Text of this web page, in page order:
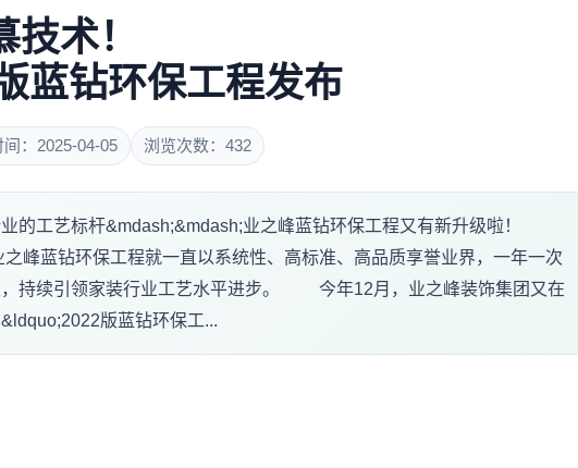
术！
蓝钻环保工程发布
：2025-04-05 浏览次数：432
业的工艺标杆&mdash;&mdash;业之峰蓝钻环保工程又有新升级啦！
峰蓝钻环保工程就一直以系统性、高标准、高品质享誉业界，一年一次
，持续引领家装行业工艺水平进步。 今年12月，业之峰装饰集团又在
版蓝钻环保工...